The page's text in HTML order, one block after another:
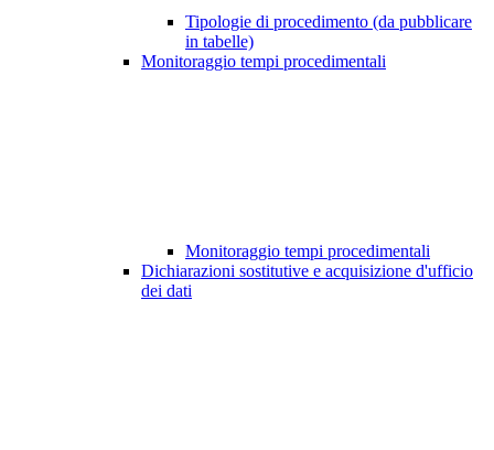
Tipologie di procedimento (da pubblicare
in tabelle)
Monitoraggio tempi procedimentali
Monitoraggio tempi procedimentali
Dichiarazioni sostitutive e acquisizione d'ufficio
dei dati